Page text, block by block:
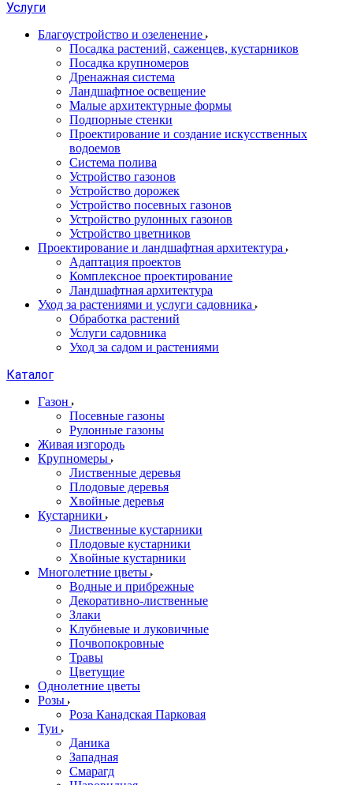
Услуги
Благоустройство и озеленение
Посадка растений, саженцев, кустарников
Посадка крупномеров
Дренажная система
Ландшафтное освещение
Малые архитектурные формы
Подпорные стенки
Проектирование и создание искусственных
водоемов
Система полива
Устройство газонов
Устройство дорожек
Устройство посевных газонов
Устройство рулонных газонов
Устройство цветников
Проектирование и ландшафтная архитектура
Адаптация проектов
Комплексное проектирование
Ландшафтная архитектура
Уход за растениями и услуги садовника
Обработка растений
Услуги садовника
Уход за садом и растениями
Каталог
Газон
Посевные газоны
Рулонные газоны
Живая изгородь
Крупномеры
Лиственные деревья
Плодовые деревья
Хвойные деревья
Кустарники
Лиственные кустарники
Плодовые кустарники
Хвойные кустарники
Многолетние цветы
Водные и прибрежные
Декоративно-лиственные
Злаки
Клубневые и луковичные
Почвопокровные
Травы
Цветущие
Однолетние цветы
Розы
Роза Канадская Парковая
Туи
Даника
Западная
Смарагд